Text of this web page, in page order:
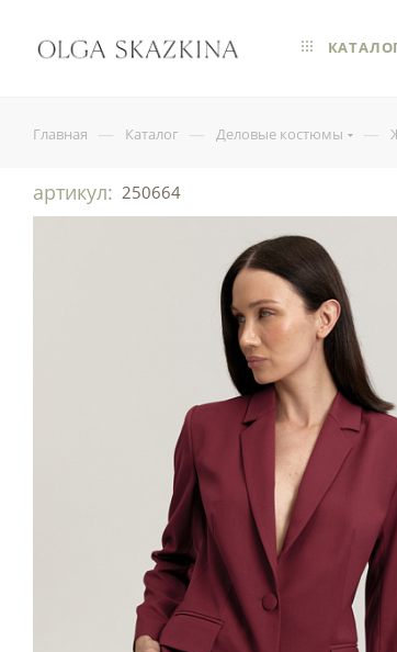
Главная — Каталог — Деловые костюмы —
артикул: 250664